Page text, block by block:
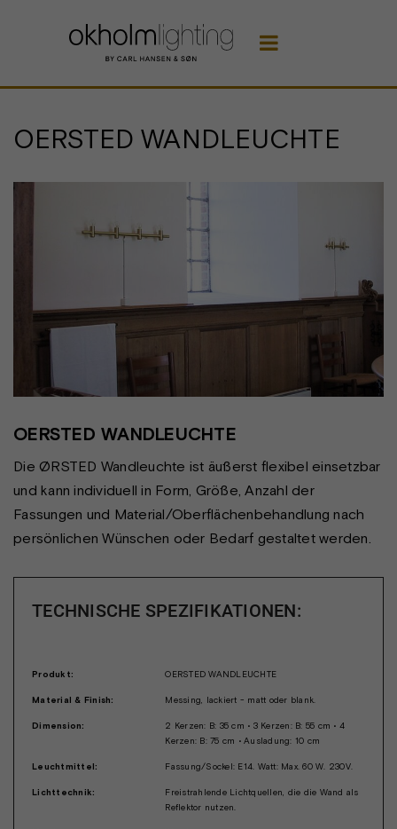

OERSTED WANDLEUCHTE
OERSTED WANDLEUCHTE
Die ØRSTED Wandleuchte ist äußerst flexibel einsetzbar
und kann individuell in Form, Größe, Anzahl der
Fassungen und Material/Oberflächenbehandlung nach
persönlichen Wünschen oder Bedarf gestaltet werden.
TECHNISCHE SPEZIFIKATIONEN:
Produkt: OERSTED WANDLEUCHTE
Material & Finish: Messing, lackiert - matt oder blank.
Dimension:
2 Kerzen: B: 35 cm • 3 Kerzen: B: 55 cm • 4
Kerzen: B: 75 cm • Ausladung: 10 cm
Leuchtmittel: Fassung/Sockel: E14. Watt: Max. 60 W. 230V.
Lichttechnik:
Freistrahlende Lichtquellen, die die Wand als
Reflektor nutzen.